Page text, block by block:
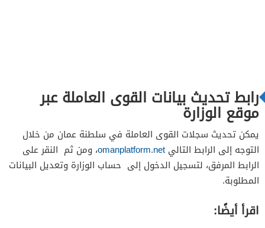
رابط تحديث بيانات القوى العاملة عبر
موقع الوزارة
يمكن تحديث سجلات القوى العاملة في سلطنة عمان من خلال
التوجه إلى الرابط التالي omanplatform.net، ومن ثم النقر على
الرابط المرفق، لتسجيل الدخول إلى حساب الوزارة وتعديل البيانات
المطلوبة.
اقرأ أيضًا: